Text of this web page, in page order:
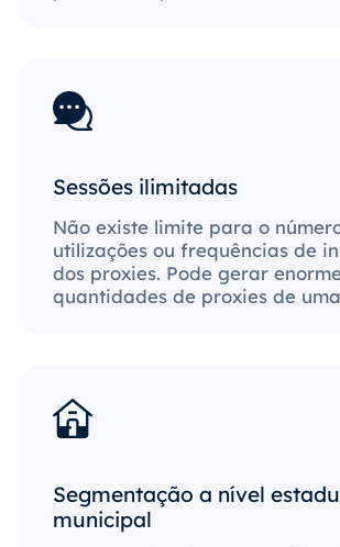
Sessões ilimitadas
Não existe limite para o
utilizações ou frequências de
dos proxies. Pode gerar
quantidades de proxies de
Segmentação a nível
municipal